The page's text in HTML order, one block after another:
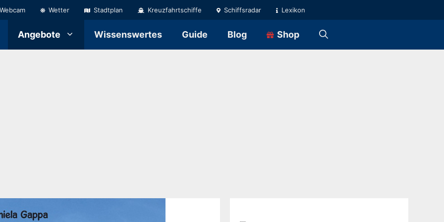
Webcam Wetter Stadtplan Kreuzfahrtschiffe Schiffsradar Lexikon
Angebote Wissenswertes Guide Blog Shop